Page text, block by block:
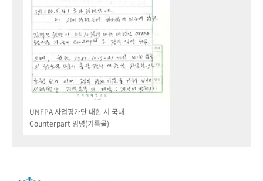
UNFPA 사업평가단 내한 시 국내
Counterpart 임명(기록물)